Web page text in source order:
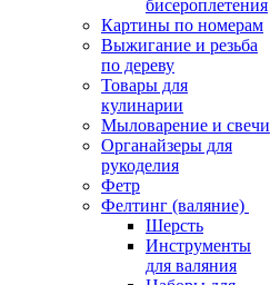
бисероплетения
Картины по номерам
Выжигание и резьба
по дереву
Товары для
кулинарии
Мыловарение и свечи
Органайзеры для
рукоделия
Фетр
Фелтинг (валяние)
Шерсть
Инструменты
для валяния